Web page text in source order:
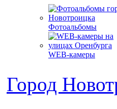
Фотоальбомы
WEB-камеры
Город